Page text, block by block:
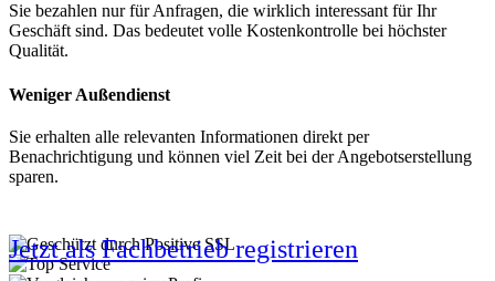
Sie bezahlen nur für Anfragen, die wirklich interessant für Ihr
Geschäft sind. Das bedeutet volle Kostenkontrolle bei höchster
Qualität.
Weniger Außendienst
Sie erhalten alle relevanten Informationen direkt per
Benachrichtigung und können viel Zeit bei der Angebotserstellung
sparen.
Jetzt als Fachbetrieb registrieren